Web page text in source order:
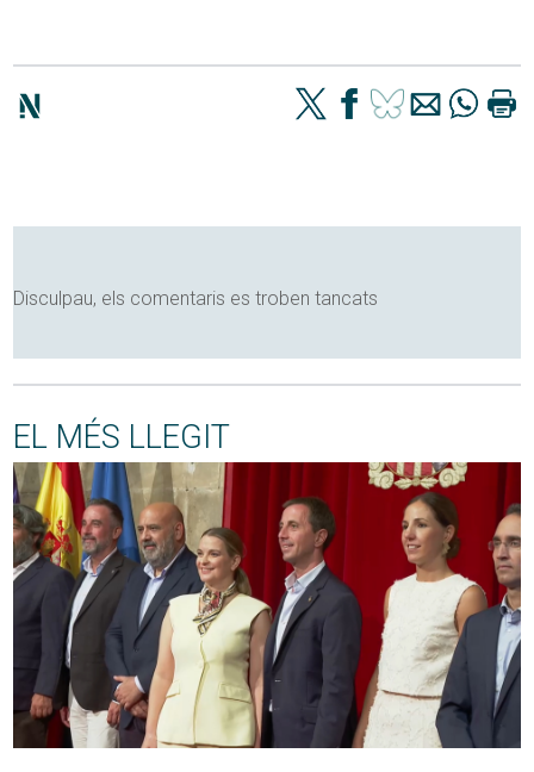
Disculpau, els comentaris es troben tancats
EL MÉS LLEGIT